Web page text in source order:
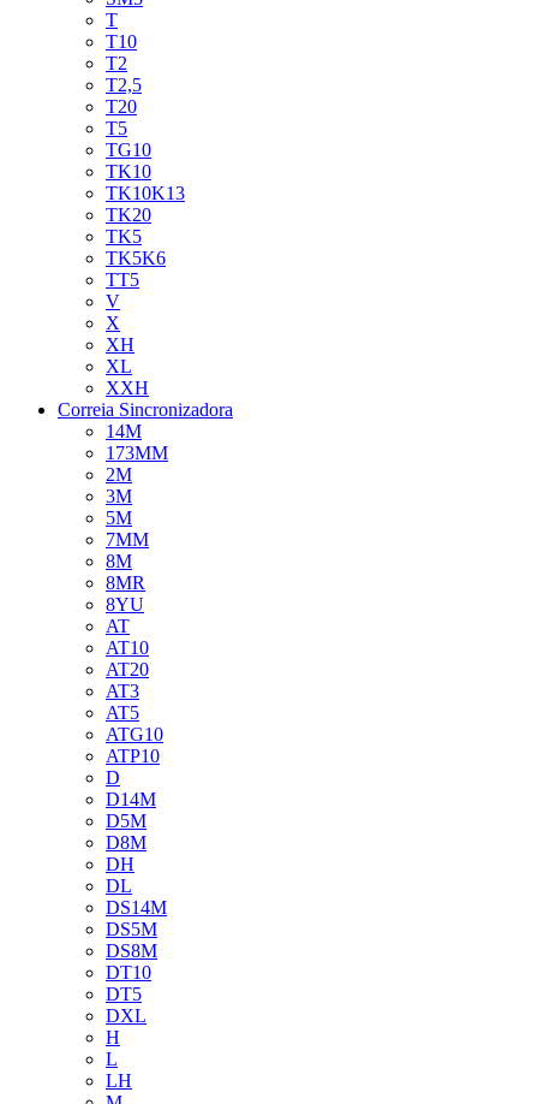
T
T10
T2
T2,5
T20
T5
TG10
TK10
TK10K13
TK20
TK5
TK5K6
TT5
V
X
XH
XL
XXH
Correia Sincronizadora
14M
173MM
2M
3M
5M
7MM
8M
8MR
8YU
AT
AT10
AT20
AT3
AT5
ATG10
ATP10
D
D14M
D5M
D8M
DH
DL
DS14M
DS5M
DS8M
DT10
DT5
DXL
H
L
LH